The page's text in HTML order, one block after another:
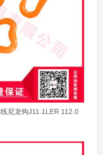
尼龙钩J11.1LER 112.0